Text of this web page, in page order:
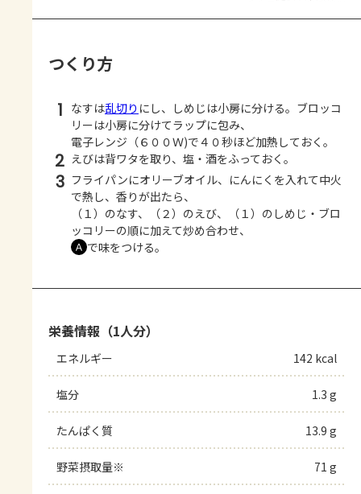
つくり方
1 なすは乱切り にし、しめじは小房に分ける。ブロッコ
リーは小房に分けてラップに包み、
電子レンジ（６００Ｗ)で４０秒ほど加熱しておく。
2 えびは背ワタを取り、塩・酒をふっておく。
3 フライパンにオリーブオイル、にんにくを入れて中火
で熱し、香りが出たら、
（１）のなす、（２）のえび、（１）のしめじ・ブロ
ッコリーの順に加えて炒め合わせ、
Ａ で味をつける。
栄養情報（1人分）
エネルギー 142 kcal
塩分 1.3 g
たんぱく質 13.9 g
野菜摂取量※ 71 g